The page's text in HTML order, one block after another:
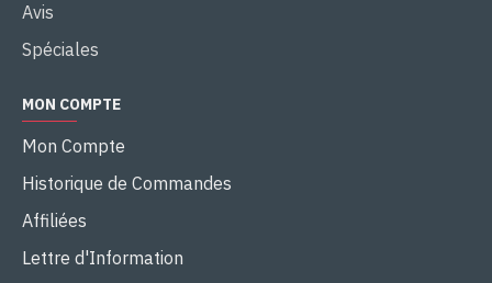
Avis
Spéciales
MON COMPTE
Mon Compte
Historique de Commandes
Affiliées
Lettre d'Information